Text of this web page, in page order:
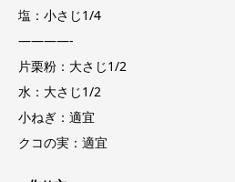
塩：小さじ1/4
————-
片栗粉：大さじ1/2
水：大さじ1/2
小ねぎ：適宜
クコの実：適宜